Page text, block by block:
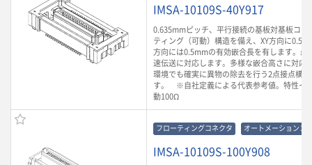
IMSA-10109S-40Y917
0.635mmピッチ、平行接続の基板対基板コネ
ティング（可動）構造を備え、XY方向に
方向には0.5mmの有効嵌合長を有します。
速伝送に対応します。多様な嵌合高さに対応
環境でも確実に異物の除去を行う2点接点構
す。 ※自社定義による代表参考値。特性イ
動100Ω
フローティングコネクタ オートメーションコ
IMSA-10109S-100Y908